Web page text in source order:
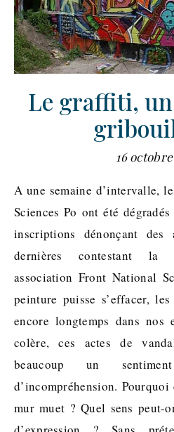
Le graffiti,
16 octobre
A une semaine d’intervalle, les murs des bâtiments de
Sciences Po ont été
inscriptions dénonçant des
dernières contestant la
association Front National
peinture puisse s’effacer,
encore longtemps dans nos
colère, ces actes de
beaucoup un
d’incompréhension.
mur muet ? Quel sens peut-